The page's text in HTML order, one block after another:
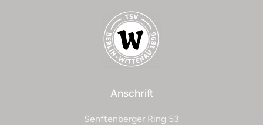
Anschrift
Senftenberger Ring 53